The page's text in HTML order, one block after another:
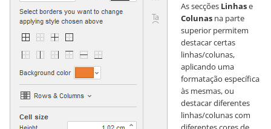
As secções Linhase
Colunas na parte
superior permitem
destacar certas
linhas/colunas,
aplicando uma
formatação específica
às mesmas, ou
destacar diferentes
linhas/colunas com